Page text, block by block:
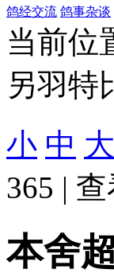
鸽经交流 鸽事杂谈
当前位
另羽特
小 中 大
365 |
本舍